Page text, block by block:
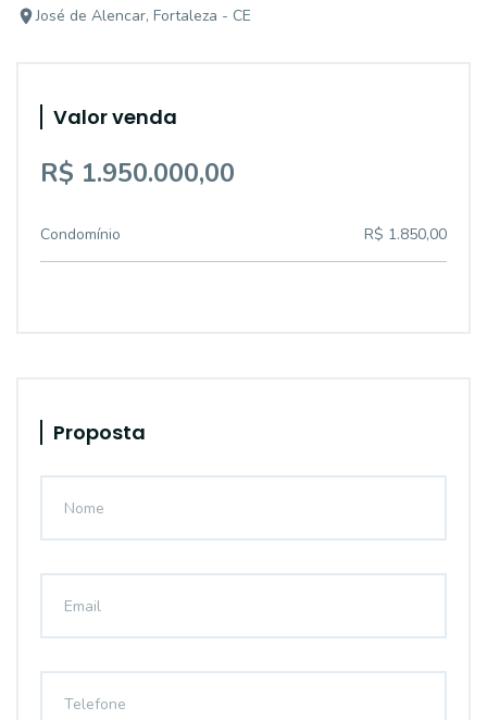
José de Alencar, Fortaleza - CE
Valor venda
R$ 1.950.000,00
Condomínio R$ 1.850,00
Proposta